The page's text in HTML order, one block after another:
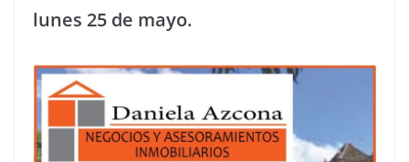
lunes 25 de mayo.